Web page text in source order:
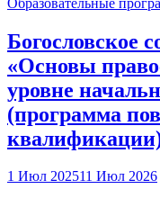
Богословское
«Основы
уровне
(программа
1 Июл 202511 Июл 2026